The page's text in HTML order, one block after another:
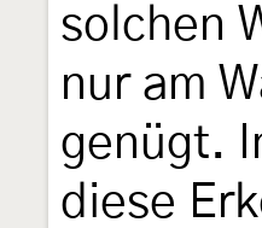
solchen
nur am
genügt.
diese